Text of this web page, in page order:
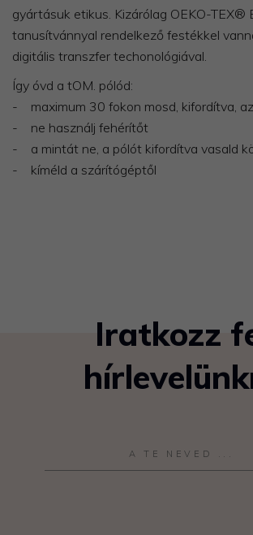
gyártásuk etikus. Kizárólag OEKO-TEX®
tanusítvánnyal rendelkező festékkel
digitális transzfer techonológiával.
Így óvd a tOM. pólód:
- maximum 30 fokon mosd, kifordítva,
- ne használj fehérítőt
- a mintát ne, a pólót kifordítva vasald
- kíméld a szárítógéptől
Iratkozz